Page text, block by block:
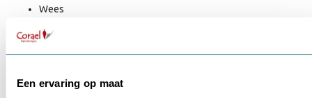
Een ervaring op maat
Wees
(WS)
Doe
(DP)